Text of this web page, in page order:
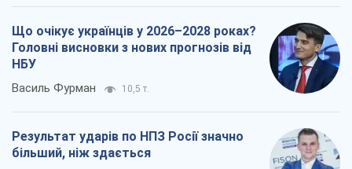
Що очікує українців у 2026–2028 роках?
Головні висновки з нових прогнозів від
НБУ
Василь Фурман 10,5 т.
Результат ударів по НПЗ Росії значно
більший, ніж здається